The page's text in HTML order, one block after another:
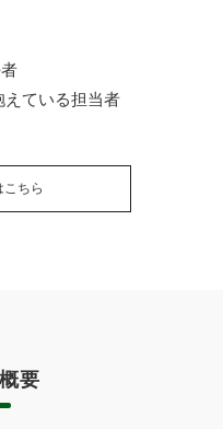
えている担当者
こちら
要